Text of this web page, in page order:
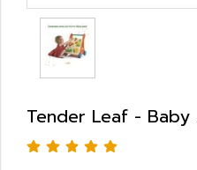
Tender Leaf -